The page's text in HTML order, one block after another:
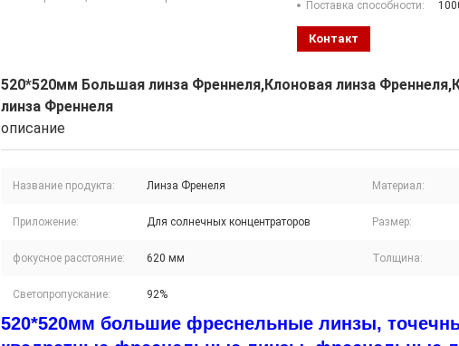
Поставка способности:
Контакт
520*520мм Большая линза Френнеля,Клоновая линза
линза Френнеля
описание
Название продукта: Линза Френеля Материал:
Приложение: Для солнечных концентраторов Размер:
фокусное расстояние: 620 мм Толщина:
Светопропускание: 92%
520*520мм большие фреснельные линзы,